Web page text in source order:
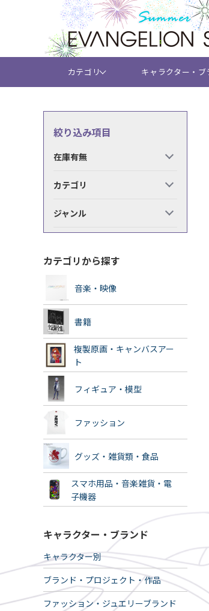
カテゴリ キャラクター・ブ
絞り込み項目
在庫有無
カテゴリ
ジャンル
カテゴリから探す
音楽・映像
書籍
複製原画・キャンバスアー
ト
フィギュア・模型
ファッション
グッズ・雑貨類・食品
スマホ用品・音楽雑貨・電
子機器
キャラクター・ブランド
キャラクター別
ブランド・プロジェクト・作品
ファッション・ジュエリーブランド